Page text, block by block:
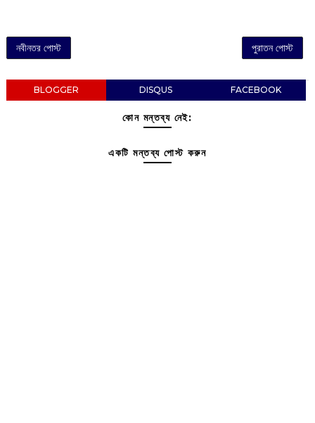
নবীনতর পোস্ট পুরাতন পোস্ট
BLOGGER DISQUS FACEBOOK
কোন মন্তব্য নেই:
একটি মন্তব্য পোস্ট করুন